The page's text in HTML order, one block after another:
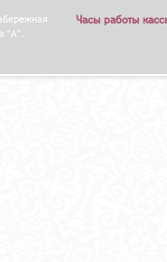
"А".
Часы работы